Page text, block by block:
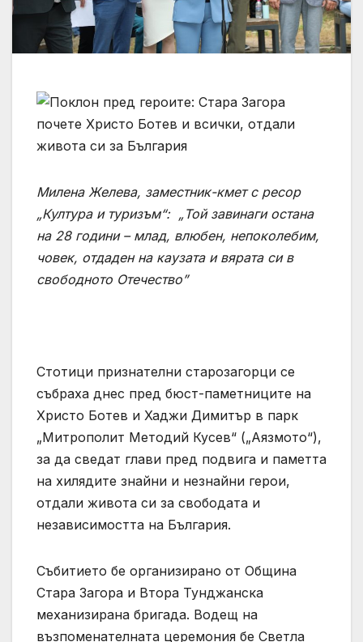
Милена Желева, заместник-кмет с ресор
„Култура и туризъм“: „Той завинаги остана
на 28 години – млад, влюбен, непоколебим,
човек, отдаден на каузата и вярата си в
свободното Отечество”
Стотици признателни старозагорци се
събраха днес пред бюст-паметниците на
Христо Ботев и Хаджи Димитър в парк
„Митрополит Методий Кусев“ („Аязмото“),
за да сведат глави пред подвига и паметта
на хилядите знайни и незнайни герои,
отдали живота си за свободата и
независимостта на България.
Събитието бе организирано от Община
Стара Загора и Втора Тунджанска
механизирана бригада. Водещ на
възпоменателната церемония бе Светла